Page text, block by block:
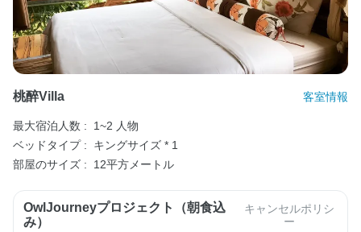
桃醉Villa 客室情報
最大宿泊人数 :
1~2 人物
ベッドタイプ :
キングサイズ * 1
部屋のサイズ :
12平方メートル
OwlJourneyプロジェクト（朝食込
み）
キャンセルポリシ
ー